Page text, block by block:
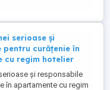
serioase și
pentru curățenie în
cu regim hotelier
și responsabile
în apartamente cu regim